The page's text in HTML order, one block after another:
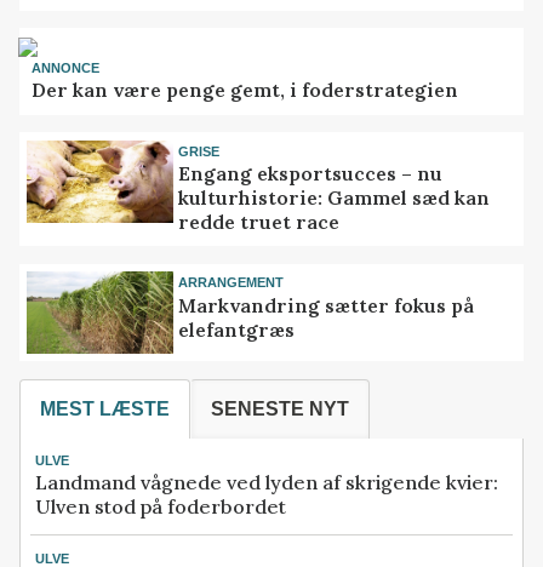
ANNONCE
Der kan være penge gemt, i foderstrategien
GRISE
Engang eksportsucces – nu
kulturhistorie: Gammel sæd kan
redde truet race
ARRANGEMENT
Markvandring sætter fokus på
elefantgræs
MEST LÆSTE SENESTE NYT
ULVE
Landmand vågnede ved lyden af skrigende kvier:
Ulven stod på foderbordet
ULVE